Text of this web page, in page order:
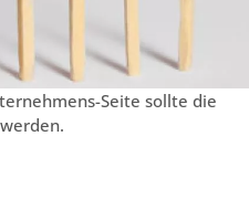
Seite sollte die